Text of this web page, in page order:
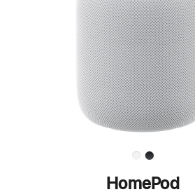
了
解
HomePod<
HomePod